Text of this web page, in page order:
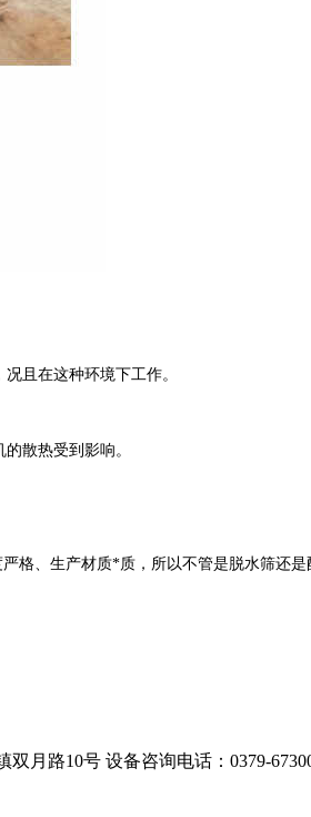
且在这种环境下工作。
散热受到影响。
格、生产材质*质，所以不管是脱水筛还
双月路10号 设备咨询电话：0379-